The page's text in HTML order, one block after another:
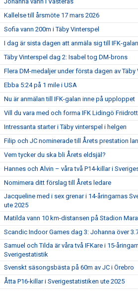
Kallelse till årsmöte 17 mars 2026
Sofia vann 200m i Täby Vinterspel
I dag är sista dagen att anmäla sig till IFK-galan
Täby Vinterspel dag 2: Isabel tog DM-brons
Flera DM-medaljer under första dagen av Täby
Ebba 5:24 på 1 mile i USA
Nu är anmälan till IFK-galan inne på upploppet
Vill du vara med och forma IFK Lidingö
Intressanta starter i Täby vinterspel i helgen
Filip och JC nominerade till Årets prestation
Vem tycker du ska bli Årets eldsjäl?
Hannes och Alvin – våra två P14-killar i
Nomimera ditt förslag till Årets ledare
Jacqueline med i sex grenar i 14-åringarnas
ute 2025
Matilda vann 10 km-distansen på Stadion
Scandic Indoor Games dag 3: Johanna över
Samuel och Tilda är våra två IFKare i 15-
Sverigestatistik
Svenskt säsongsbästa på 60m av JC i Örebro
Åtta P16-killar i Sverigestatistiken ute 2025